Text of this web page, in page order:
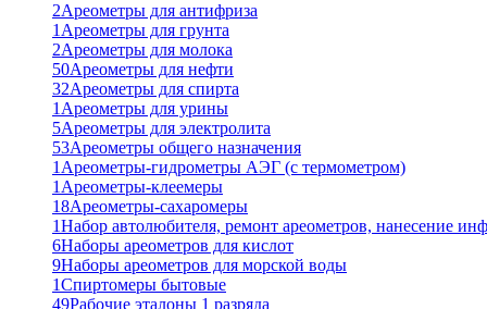
2Ареометры для антифриза
1 Ареометры для грунта
2Ареометры для молока
50Ареометры для нефти
32Ареометры для спирта
1 Ареометры для урины
5Ареометры для электролита
53Ареометры общего назначения
1 Ареометры-гидрометры АЭГ (с термометром)
1 Ареометры-клеемеры
18Ареометры-сахаромеры
1Набор автолюбителя, ремонт ареометров, нанесение
6Наборы ареометров для кислот
9Наборы ареометров для морской воды
1Спиртомеры бытовые
49Рабочие эталоны 1 разряда